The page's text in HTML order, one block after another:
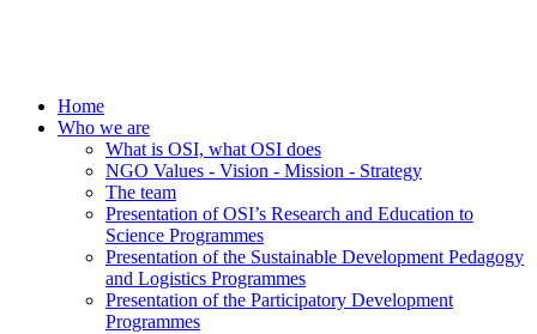
Home
Who we are
What is OSI, what OSI does
NGO Values - Vision - Mission - Strategy
The team
Presentation of OSI’s Research and Education to
Science Programmes
Presentation of the Sustainable Development Pedagogy
and Logistics Programmes
Presentation of the Participatory Development
Programmes